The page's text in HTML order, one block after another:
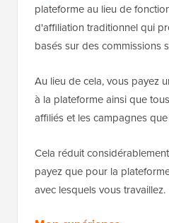
plateforme au lieu de
d'affiliation traditionnel qui
basés sur des commissions
Au lieu de cela, vous payez
à la plateforme ainsi que
affiliés et les campagnes
Cela réduit
payez que pour la
avec lesquels vous travaillez.